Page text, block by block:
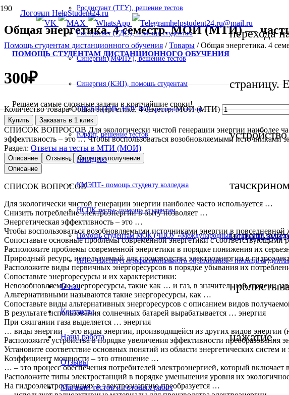
helpstudent24.ru@mail.ru
ПОМОЩЬ СТУДЕНТАМ ДИСТАНЦИОННОГО ОБУЧЕНИЯ
Решаем самые сложные задачи в кратчайшие сроки!
перехода
страницу.
нажатие.
Росдистант (ТГУ), решение тестов
Роспросвет (СДО), помощь студентам
Синергия (МФПУ), решение тестов
Синергия (КЭП), помощь студентам
ТИСБИ (ТИБ, НОУ ВО), решение тестов
Юрайт, решение тестов
НИИДПО
КМЭПТ- помощь студенту колледжа
НСПК тесты- помощь студентам
Помощь студентам МОК (ЧПОУ «Международный открытый
ИПО- Институт профессионального образования – помощь
О нас
Контакты
Наша работа
Отзывы
Магазин тестов и готовых работ
Общая энергетика. 4 семестр. МОИ (МТИ) —
Помощь студентам дистанционного обучения /Товары /Общая энергетика. 4
300₽
Количество товара Общая энергетика. 4 семестр. МОИ (МТИ)
Купить Заказать в 1 клик
СПИСОК ВОПРОСОВ Для экологически чистой генерации энергии наиболее
эффективность – это … Чтобы воспользоваться возобновляемыми источниками
Раздел: Ответы на тесты в МТИ (МОИ)
Описание Отзывы
Оплата и получение
Описание
СПИСОК ВОПРОСОВ
Для экологически чистой генерации энергии наиболее часто используется …
Снизить потребление электроэнергии в быту позволяет …
Энергетическая эффективность – это …
Чтобы воспользоваться возобновляемыми источниками энергии в
Сопоставьте основные проблемы современной энергетики с соответствующими
Расположите проблемы современной энергетики в порядке понижения их
Природный ресурс, используемый для производства электроэнергии в
Расположите виды первичных энергоресурсов в порядке убывания их
Сопоставьте энергоресурсы и их характеристики:
Невозобновляемые энергоресурсы, такие как … и газ, в значительной степени
Альтернативными называются такие энергоресурсы, как …
Сопоставьте виды альтернативных энергоресурсов с описанием видов
В результате использования солнечных батарей вырабатывается … энергия
При сжигании газа выделяется … энергия
… виды энергии – это виды энергии, производящейся из других видов энергии
Расположите устройства в порядке увеличения эффективности преобразования
Установите соответствие основных понятий из области энергетических систем
Коэффициент мощности – это отношение …
… – это процесс обеспечения потребителей электроэнергией, который включает
Расположите типы электростанций в порядке уменьшения уровня их
На гидроэлектростанциях в электроэнергию преобразуется …